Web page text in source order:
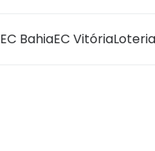
EC BahiaEC Vitória